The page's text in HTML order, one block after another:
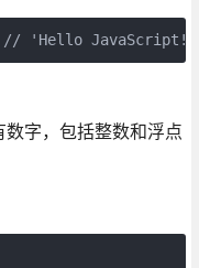
字，包括整数和浮点